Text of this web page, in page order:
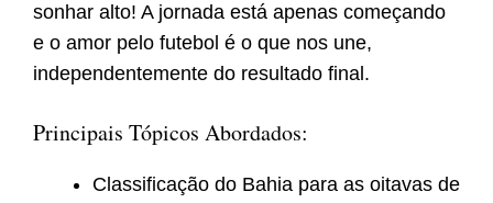
sonhar alto! A jornada está apenas começando
e o amor pelo futebol é o que nos une,
independentemente do resultado final.
Principais Tópicos Abordados:
Classificação do Bahia para as oitavas de